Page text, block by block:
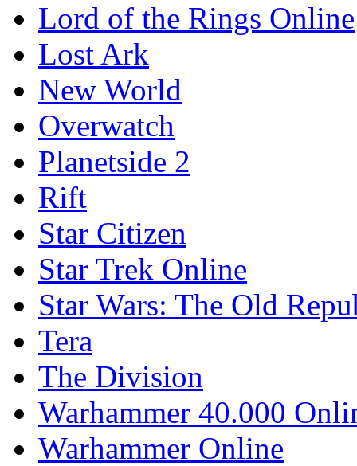
Lord of the Rings Online
Lost Ark
New World
Overwatch
Planetside 2
Rift
Star Citizen
Star Trek Online
Star Wars: The Old
Tera
The Division
Warhammer 40.000
Warhammer Online